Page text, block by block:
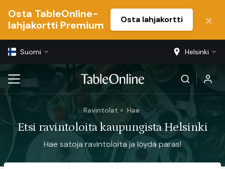
Osta TableOnline-
lahjakortti Premium
Osta lahjakortti
Suomi Helsinki
Ravintolat Hae
Etsi ravintoloita kaupungista Helsinki
Hae satoja ravintoloita ja löydä paras!